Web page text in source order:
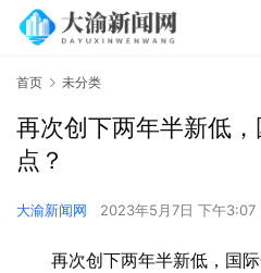
首页 未分类
再次创下两年半新低
点？
大渝新闻网 2023年5月7日 下午3:07
再次创下两年半新低，国